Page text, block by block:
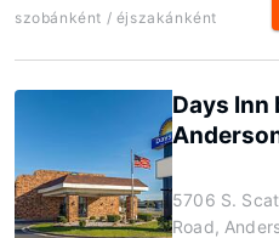
szobánként / éjszakánként
Days Inn
5706 S.
Road,